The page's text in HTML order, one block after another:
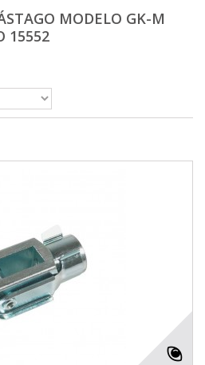
MODELO GK-M
15552